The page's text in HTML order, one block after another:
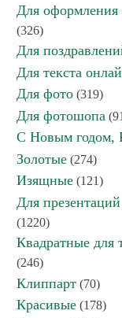
Для оформления
(326)
Для
Для текста
Для фото (319)
Для фотошопа
С Новым годом,
Золотые (274)
Изящные (121)
Для
(1220)
Квадратные для
(246)
Клиппарт (70)
Красивые (178)